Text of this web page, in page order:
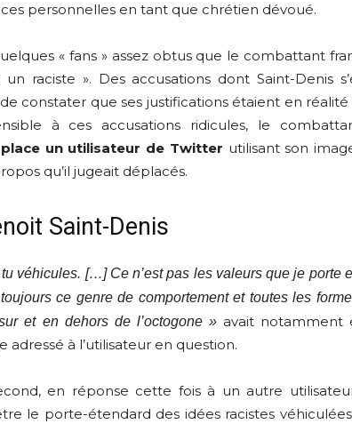
personnelles en tant que chrétien dévoué.
« fans » assez obtus que le combattant
raciste ». Des accusations dont Saint-Denis
constater que ses justifications étaient en réalité
à ces accusations ridicules, le
un utilisateur de Twitter utilisant son
qu’il jugeait déplacés.
Saint-Denis
véhicules. […] Ce n’est pas les valeurs que je porte
ce genre de comportement et toutes les
et en dehors de l’octogone »avait notamment
adressé à l’utilisateur en question.
en réponse cette fois à un autre
le porte-étendard des idées racistes